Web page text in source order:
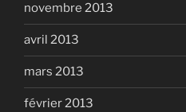
novembre 2013
avril 2013
mars 2013
février 2013